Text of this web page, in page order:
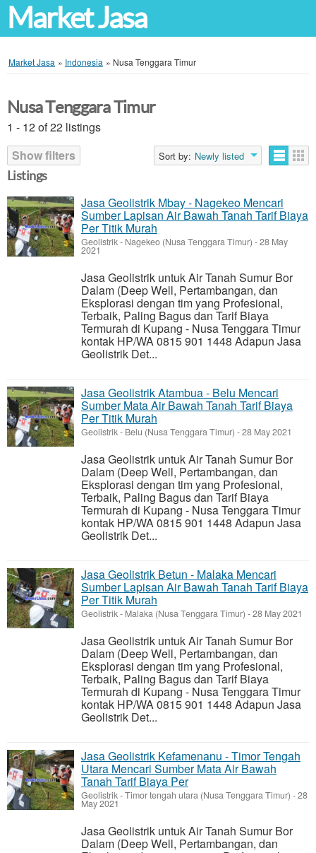
Market Jasa
Market Jasa » Indonesia » Nusa Tenggara Timur
Nusa Tenggara Timur
1 - 12 of 22 listings
Show filters
Sort by: Newly listed
Listings
Jasa Geolistrik Mbay - Nagekeo Mencari
Sumber Lapisan Air Bawah Tanah Tarif Biaya
Per Titik Murah
Geolistrik- Nagekeo (Nusa Tenggara Timur) -28 May
2021
Jasa Geolistrik untuk Air Tanah Sumur Bor
Dalam (Deep Well, Pertambangan, dan
Eksplorasi dengan tim yang Profesional,
Terbaik, Paling Bagus dan Tarif Biaya
Termurah di Kupang - Nusa Tenggara Timur
kontak HP/WA 0815 901 1448 Adapun Jasa
Geolistrik Det...
Jasa Geolistrik Atambua - Belu Mencari
Sumber Mata Air Bawah Tanah Tarif Biaya
Per Titik Murah
Geolistrik- Belu (Nusa Tenggara Timur) -28 May 2021
Jasa Geolistrik untuk Air Tanah Sumur Bor
Dalam (Deep Well, Pertambangan, dan
Eksplorasi dengan tim yang Profesional,
Terbaik, Paling Bagus dan Tarif Biaya
Termurah di Kupang - Nusa Tenggara Timur
kontak HP/WA 0815 901 1448 Adapun Jasa
Geolistrik Det...
Jasa Geolistrik Betun - Malaka Mencari
Sumber Lapisan Air Bawah Tanah Tarif Biaya
Per Titik Murah
Geolistrik- Malaka (Nusa Tenggara Timur) -28 May 2021
Jasa Geolistrik untuk Air Tanah Sumur Bor
Dalam (Deep Well, Pertambangan, dan
Eksplorasi dengan tim yang Profesional,
Terbaik, Paling Bagus dan Tarif Biaya
Termurah di Kupang - Nusa Tenggara Timur
kontak HP/WA 0815 901 1448 Adapun Jasa
Geolistrik Det...
Jasa Geolistrik Kefamenanu - Timor Tengah
Utara Mencari Sumber Mata Air Bawah
Tanah Tarif Biaya Per
Geolistrik-Timor tengah utara (Nusa Tenggara Timur) -28
May 2021
Jasa Geolistrik untuk Air Tanah Sumur Bor
Dalam (Deep Well, Pertambangan, dan